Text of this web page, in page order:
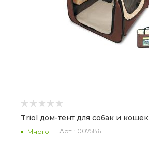
Triol дом-тент для собак и кошек
Много Арт. : 007586